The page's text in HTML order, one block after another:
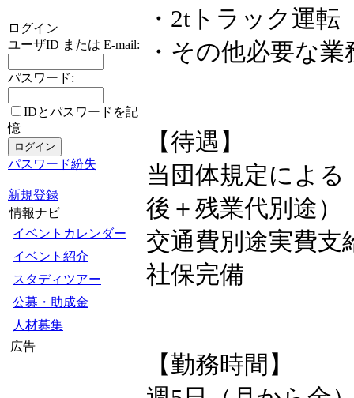
ログイン
ユーザID または E-mail:
パスワード:
IDとパスワードを記
憶
パスワード紛失
新規登録
情報ナビ
イベントカレンダー
イベント紹介
スタディツアー
公募・助成金
人材募集
広告
・2tトラック運転
・その他必要な業
【待遇】
当団体規定によ
後＋残業代別途）
交通費別途実費支
社保完備
【勤務時間】